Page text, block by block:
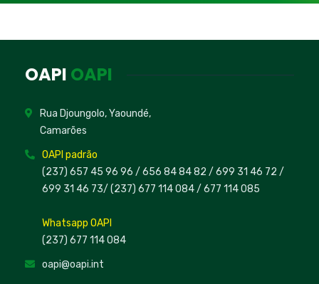
OAPI OAPI
Rua Djoungolo, Yaoundé,
Camarões
OAPI padrão
(237) 657 45 96 96 / 656 84 84 82 / 699 31 46 72 /
699 31 46 73/ (237) 677 114 084 / 677 114 085
Whatsapp OAPI
(237) 677 114 084
oapi@oapi.int